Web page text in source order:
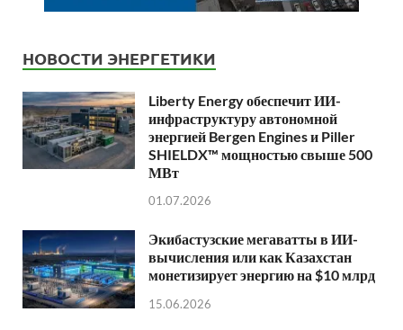
НОВОСТИ ЭНЕРГЕТИКИ
Liberty Energy обеспечит ИИ-
инфраструктуру автономной
энергией Bergen Engines и Piller
SHIELDX™ мощностью свыше 500
МВт
01.07.2026
Экибастузские мегаватты в ИИ-
вычисления или как Казахстан
монетизирует энергию на $10 млрд
15.06.2026